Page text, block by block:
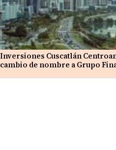
Inversiones Cuscatlán
cambio de nombre a Grupo